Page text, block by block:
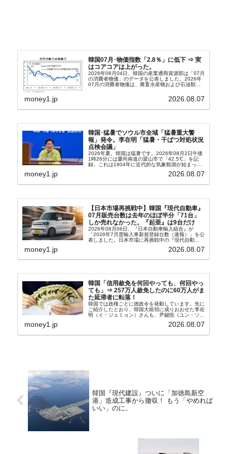
韓国07月･物価指数「2.8％」に低下 ⇒ 実
はコアコアは上がった。
2026年08月04日、韓国の産業通商資源部は「07月
の消費者物価」のデータを公表しました。2026年
07月の消費者物価は、農畜水産物および石油類の
2.8％上昇（06月は3.2％）となり、上昇率は前...
money1.jp 2026.08.07
韓国･猛暑でソウル市全域「猛暑重大警
報」発令。李在明「猛暑・干ばつ対処状況
点検会議」
2026年夏。韓国は猛暑です。2026年08月2日午後
1時26分には慶尚南道の梁山市で「42.5℃」を記
録。これは1904年に近代的な気象観測が始まって
ウル市全域への「猛暑重大警報」が発令され...
money1.jp 2026.08.07
【日本市場再挑戦中】韓国『現代自動車』
07月販売台数は去年のほぼ半分「71台」
しか売れなかった。『起亜』は9台だけ
2026年08月06日、『日本自動車輸入組合』が
「2026年7月度輸入車新規登録台数（速報）」を公
表しました。日本市場に再挑戦中の『現代自動
台数はこの中に捉えられているはずです。先月から
money1.jp 2026.08.07
韓国「信用赦免を何回やっても、何回やっ
ても」⇒ 257万人赦免したのに60万人がま
た延滞者に転落！
韓国では政権ごとに徳政令を発動しています。先に
ご紹介したとおり、韓国大統領に成りおおせた李在
明（イ・ジェミョン）さんも、尹錫悦（ユン・ソギ
バンクにして不良債権の買い取りを行い、分割償還
money1.jp 2026.08.07
韓国『現代建設』ついに「加徳島新空
港」造成工事から撤収！ もう「やめれば
いい」のに。